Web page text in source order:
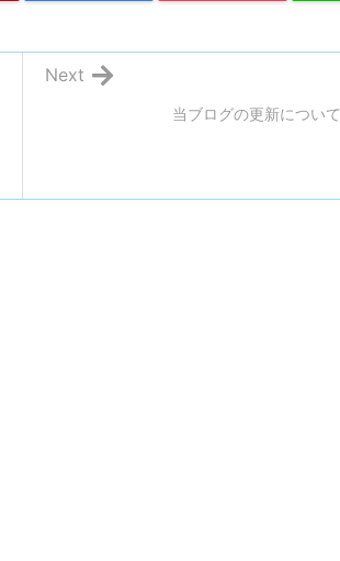
当ブログの更新について
Next